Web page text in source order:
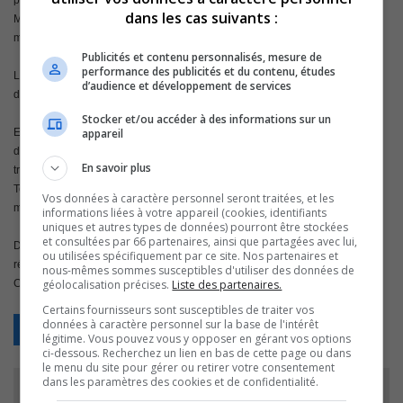
Maxime Charron (Leblanc-Bourque) marquait pour faire 2-0 après 20
minutes.
La deuxième période, fut celle de Mathieu Brunelle qui créa l’égalité avec
deux buts en moins de 10 minutes.
En troisième période, Maxime Charron (Houde) marque son deuxième but
du match, suivi de Éric Doucet (Deschênes) pour faire 4-2 en milieu de
troisième. Après une réplique de RdL, Mathieu Benoit a complété un jeu de
Tessier et Deschênes, qui récoltait un troisième point dans le match, pour
marquer dans un filet désert à 19 :59.
Deschênes est donc à trois points du Club des 500. Il aura l’occasion de les
récolter lors du prochain match de l’équipe, vendredi (13!) prochain, 20h, au
Colisée Cardin face au Caron & Guay de Trois-Rivières.
Retour
dans les cas suivants :
Publicités et contenu personnalisés, mesure de
performance des publicités et du contenu, études
d’audience et développement de services
Stocker et/ou accéder à des informations sur un
appareil
En savoir plus
Vos données à caractère personnel seront traitées, et les
informations liées à votre appareil (cookies, identifiants
uniques et autres types de données) pourront être stockées
et consultées par 66 partenaires, ainsi que partagées avec lui,
ou utilisées spécifiquement par ce site. Nos partenaires et
nous-mêmes sommes susceptibles d'utiliser des données de
géolocalisation précises. Liste des partenaires.
Certains fournisseurs sont susceptibles de traiter vos
données à caractère personnel sur la base de l'intérêt
légitime. Vous pouvez vous y opposer en gérant vos options
ci-dessous. Recherchez un lien en bas de cette page ou dans
le menu du site pour gérer ou retirer votre consentement
dans les paramètres des cookies et de confidentialité.